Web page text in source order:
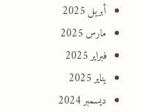
أبريل 2025
مارس 2025
فبراير 2025
يناير 2025
ديسمبر 2024